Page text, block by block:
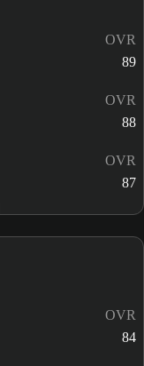
OVR
89
OVR
88
OVR
87
OVR
84